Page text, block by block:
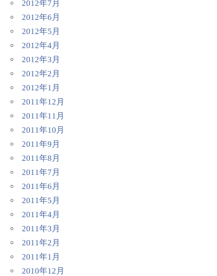
2012年7月
2012年6月
2012年5月
2012年4月
2012年3月
2012年2月
2012年1月
2011年12月
2011年11月
2011年10月
2011年9月
2011年8月
2011年7月
2011年6月
2011年5月
2011年4月
2011年3月
2011年2月
2011年1月
2010年12月